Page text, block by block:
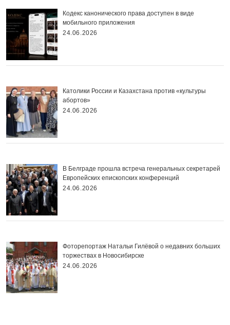
Кодекс канонического права доступен в виде
мобильного приложения
24.06.2026
Католики России и Казахстана против «культуры
абортов»
24.06.2026
В Белграде прошла встреча генеральных секретарей
Европейских епископских конференций
24.06.2026
Фоторепортаж Натальи Гилёвой о недавних больших
торжествах в Новосибирске
24.06.2026